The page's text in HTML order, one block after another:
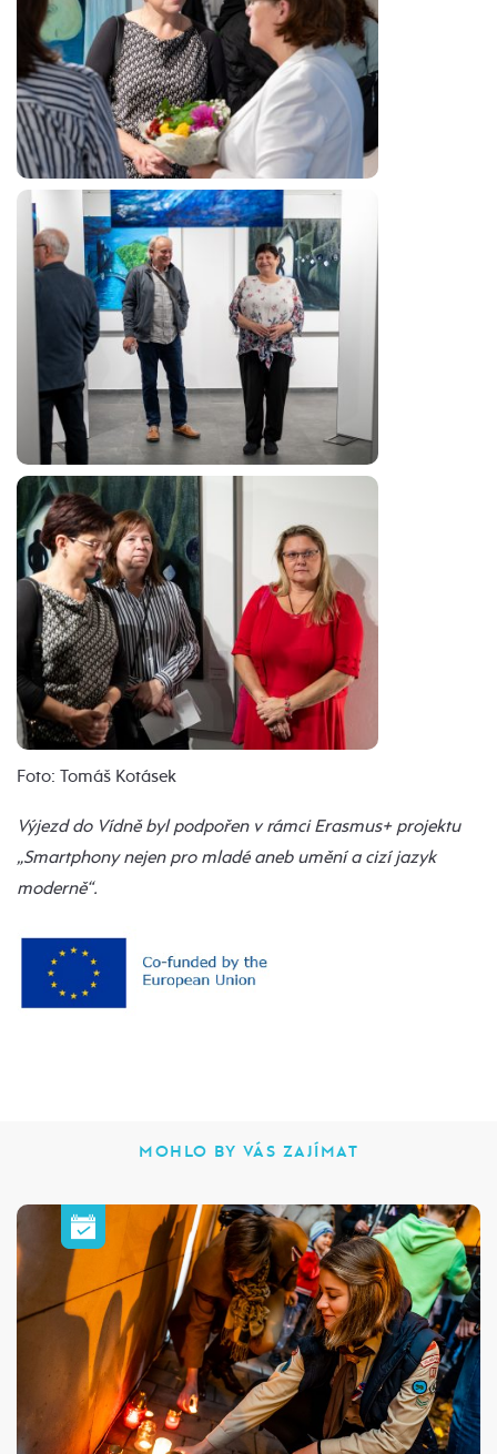
Foto: Tomáš Kotásek
Výjezd do Vídně byl podpořen v rámci Erasmus+ projektu
„Smartphony nejen pro mladé aneb umění a cizí jazyk
moderně“.
MOHLO BY VÁS ZAJÍMAT